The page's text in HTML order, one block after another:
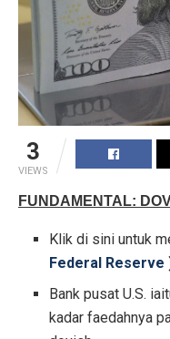
3
VIEWS
FUNDAMENTAL:
Klik di sini untuk
Federal Reserve
Bank pusat U.S.
kadar faedahnya